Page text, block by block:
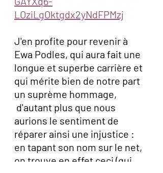
LOziLgOktgdx2yNdFPMzj
J'en profite pour revenir à
Ewa Podles, qui aura fait une
longue et superbe carrière et
qui mérite bien de notre part
un suprème hommage,
d'autant plus que nous
aurions le sentiment de
réparer ainsi une injustice :
en tapant son nom sur le net,
on trouve en effet ceci (qui